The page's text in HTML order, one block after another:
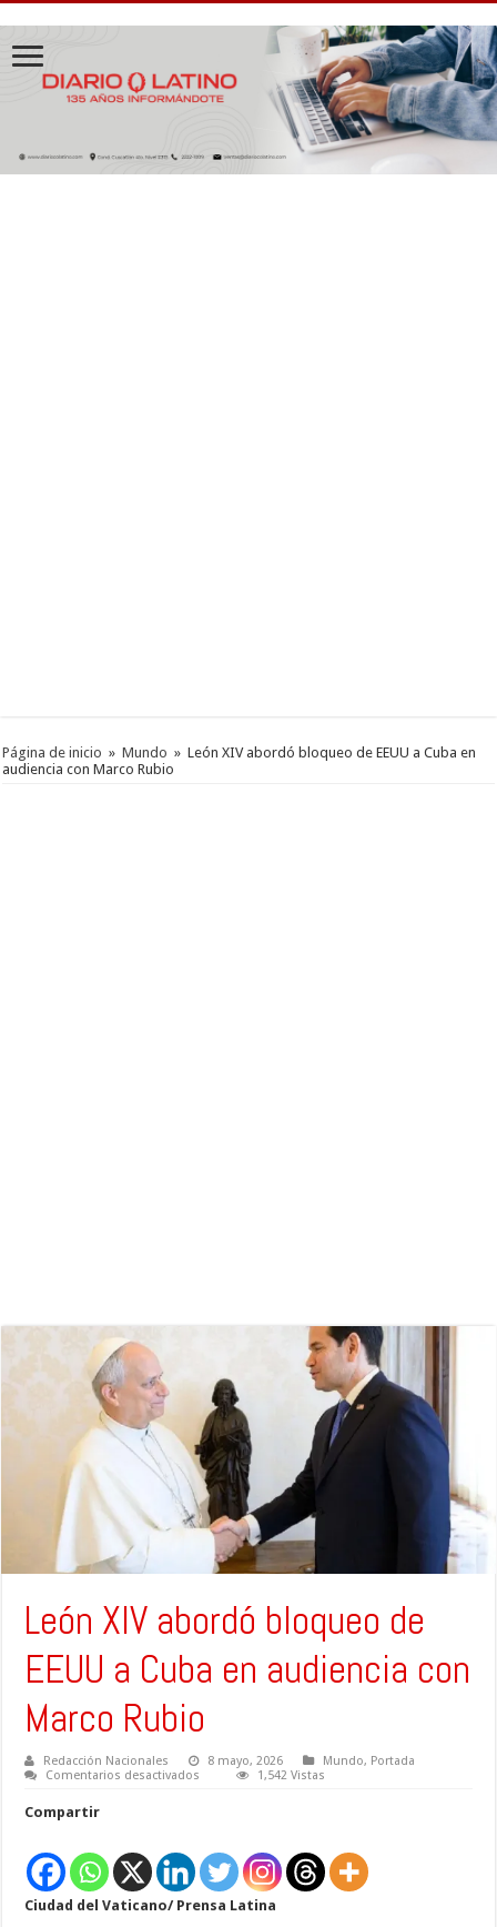
Página de inicio » Mundo » León XIV abordó bloqueo de EEUU a Cuba en
audiencia con Marco Rubio
León XIV abordó bloqueo de
EEUU a Cuba en audiencia con
Marco Rubio
Redacción Nacionales 8 mayo, 2026 Mundo, Portada
Comentarios desactivados
EEUU a
Cuba
en
audiencia
1,542 Vistas
Compartir
Ciudad del Vaticano/ Prensa Latina